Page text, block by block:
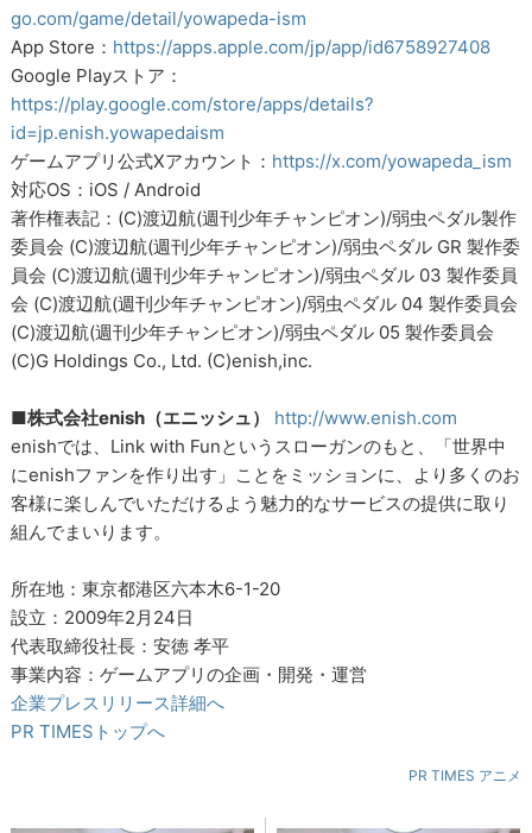
go.com/game/detail/yowapeda-ism
App Store： https://apps.apple.com/jp/app/id6758927408
Google Playストア：
https://play.google.com/store/apps/details?
id=jp.enish.yowapedaism
ゲームアプリ公式Xアカウント： https://x.com/yowapeda_ism
対応OS：iOS / Android
著作権表記：(C)渡辺航(週刊少年チャンピオン)/弱虫ペダル製作
委員会 (C)渡辺航(週刊少年チャンピオン)/弱虫ペダル GR 製作委
員会 (C)渡辺航(週刊少年チャンピオン)/弱虫ペダル 03 製作委員
会 (C)渡辺航(週刊少年チャンピオン)/弱虫ペダル 04 製作委員会
(C)渡辺航(週刊少年チャンピオン)/弱虫ペダル 05 製作委員会
(C)G Holdings Co., Ltd. (C)enish,inc.
■株式会社enish（エニッシュ）
http://www.enish.com
enishでは、Link with Funというスローガンのもと、「世界中
にenishファンを作り出す」ことをミッションに、より多くのお
客様に楽しんでいただけるよう魅力的なサービスの提供に取り
組んでまいります。
所在地：東京都港区六本木6-1-20
設立：2009年2月24日
代表取締役社長：安徳 孝平
事業内容：ゲームアプリの企画・開発・運営
企業プレスリリース詳細へ
PR TIMESトップへ
PR TIMES アニメ